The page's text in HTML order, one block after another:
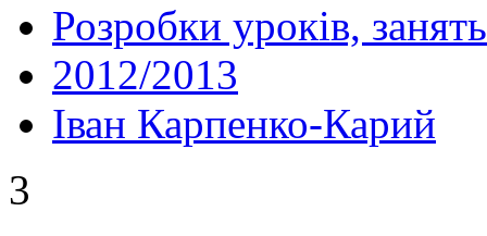
Розробки уроків, занять
2012/2013
Іван Карпенко-Карий
3